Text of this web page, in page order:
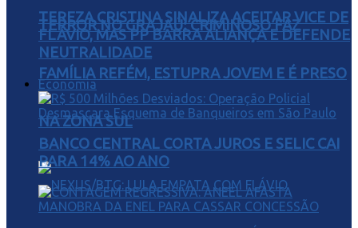
TERROR NO GRAJAÚ: CRIMINOSO FAZ
FAMÍLIA REFÉM, ESTUPRA JOVEM E É PRESO
NA ZONA SUL
TEREZA CRISTINA SINALIZA ACEITAR VICE DE
FLÁVIO, MAS PP BARRA ALIANÇA E DEFENDE
NEUTRALIDADE
Economia
BANCO CENTRAL CORTA JUROS E SELIC CAI
PARA 14% AO ANO